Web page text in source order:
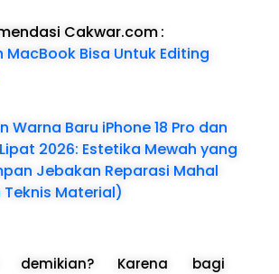
Cakwar.com:
MacBook Bisa Untuk Editing
Warna Baru iPhone 18 Pro dan
2026: Estetika Mewah yang
Jebakan Reparasi Mahal
Teknis Material)
demikian? Karena bagi